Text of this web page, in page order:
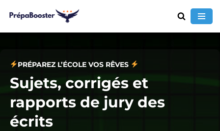
PRÉPAREZ L’ÉCOLE VOS RÊVES
Sujets, corrigés et
rapports de jury des
écrits